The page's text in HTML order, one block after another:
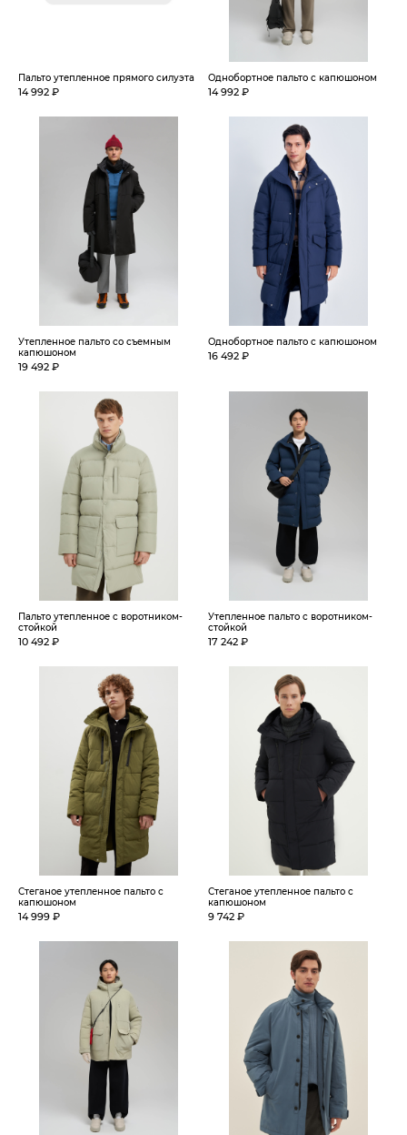
Пальто утепленное прямого силуэта
14 992 ₽
Однобортное пальто с капюшоном
14 992 ₽
Утепленное пальто со съемным
капюшоном
19 492 ₽
Однобортное пальто с капюшоном
16 492 ₽
Пальто утепленное с воротником-
стойкой
10 492 ₽
Утепленное пальто с воротником-
стойкой
17 242 ₽
Стеганое утепленное пальто с
капюшоном
14 999 ₽
Стеганое утепленное пальто с
капюшоном
9 742 ₽